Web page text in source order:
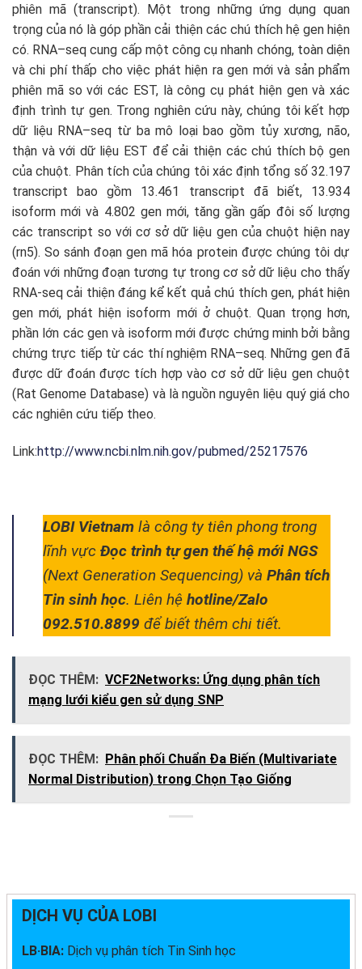
phiên mã (transcript). Một trong những ứng dụng quan
trọng của nó là góp phần cải thiện các chú thích hệ gen hiện
có. RNA–seqcung cấp một công cụ nhanh chóng, toàn diện
và chi phíthấp cho việc phát hiện ra gen mới và sản phẩm
phiên mã so với các EST, làcông cụ phát hiện gen và xác
định trình tự gen. Trong nghiên cứu này, chúng tôikết hợp
dữ liệu RNA–seq từ ba mô loại bao gồm tủy xương, não,
thận và với dữ liệu EST để cải thiện các chú thích bộ gen
của chuột. Phân tích của chúng tôi xác định tổng số 32.197
transcript bao gồm 13.461 transcript đã biết, 13.934
isoform mới và 4.802 gen mới, tăng gần gấp đôi số lượng
các transcript so với cơ sở dữ liệu gen của chuột hiện nay
(rn5). So sánh đoạn gen mã hóa protein được chúng tôi dự
đoán với những đoạn tương tự trong cơ sở dữ liệu cho thấy
RNA-seq cải thiện đáng kể kết quả chú thích gen, phát hiện
gen mới, phát hiện isoform mới ở chuột. Quan trọng hơn,
phần lớn các genvà isoform mới được chứng minh bởi bằng
chứng trực tiếp từ các thí nghiệm RNA–seq. Những gen đã
được dữ đoán được tích hợp vào cơ sở dữ liệu gen chuột
(Rat Genome Database) và là nguồn nguyên liệu quý giá cho
các nghiên cứu tiếp theo.
Link:http://www.ncbi.nlm.nih.gov/pubmed/25217576
LOBI Vietnam là công ty tiên phong trong
lĩnh vực Đọc trình tự gen thế hệ mới NGS
(Next Generation Sequencing) và Phân tích
Tin sinh học. Liên hệ hotline/Zalo
092.510.8899 để biết thêm chi tiết.
ĐỌC THÊM: VCF2Networks: Ứng dụng phân tích
mạng lưới kiểu gen sử dụng SNP
ĐỌC THÊM: Phân phối Chuẩn Đa Biến (Multivariate
Normal Distribution) trong Chọn Tạo Giống
DỊCH VỤ CỦA LOBI
LB·BIA: Dịch vụ phân tích Tin Sinh học